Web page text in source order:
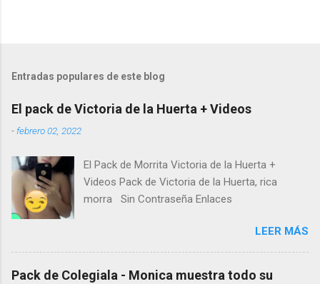
Entradas populares de este blog
El pack de Victoria de la Huerta + Videos
- febrero 02, 2022
El Pack de Morrita Victoria de la Huerta +
Videos Pack de Victoria de la Huerta, rica
morra Sin Contraseña Enlaces
LEER MÁS
Pack de Colegiala - Monica muestra todo su